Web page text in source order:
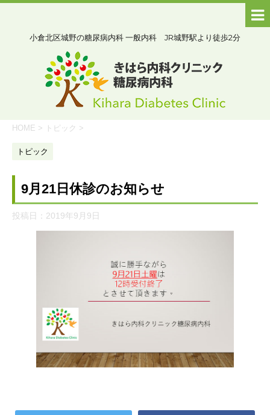
小倉北区城野の糖尿病内科 一般内科 JR城野駅より徒歩2分
HOME > トピック >
トピック
9月21日休診のお知らせ
投稿日： 2019年9月9日